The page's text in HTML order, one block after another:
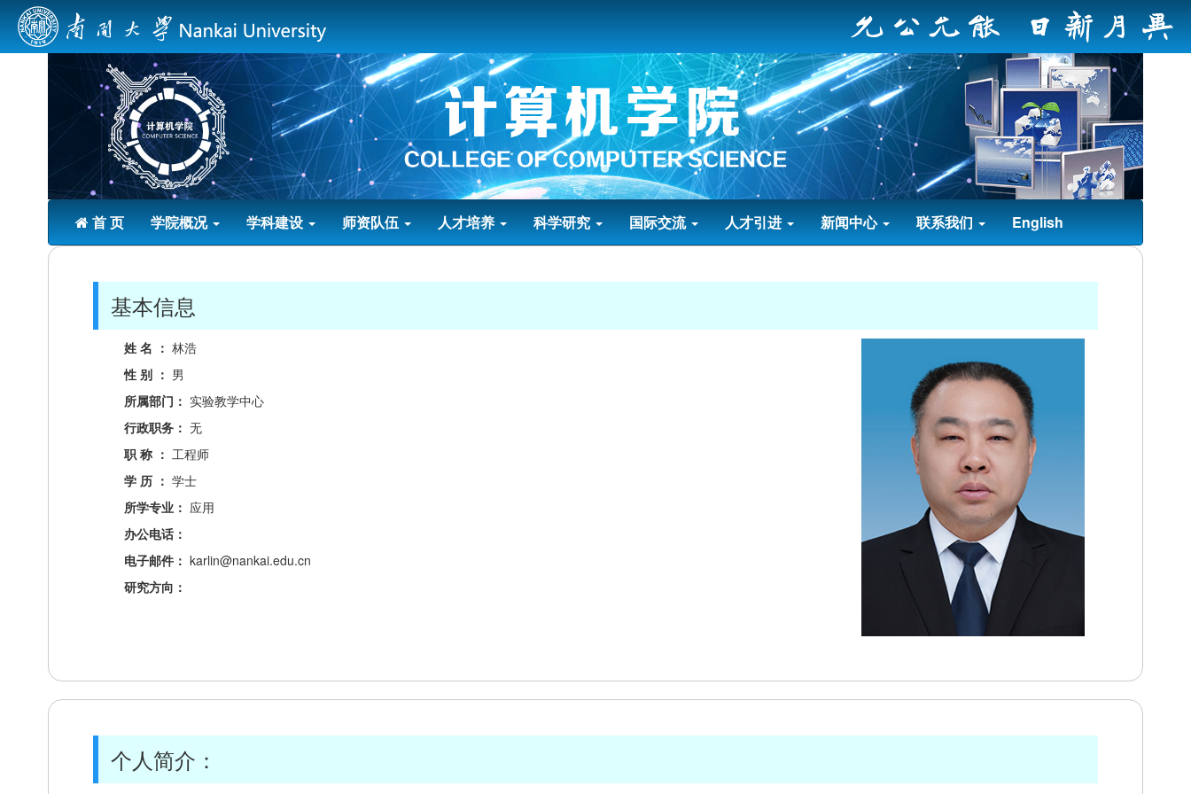
首 页 学院概况 学科建设 师资队伍 人才培养 科学研究 国际交流 人才引进 新闻中心 联系我们 English
基本信息
姓 名 ： 林浩
性 别 ： 男
所属部门： 实验教学中心
行政职务： 无
职 称 ： 工程师
学 历 ： 学士
所学专业： 应用
办公电话：
电子邮件： karlin@nankai.edu.cn
研究方向：
个人简介：